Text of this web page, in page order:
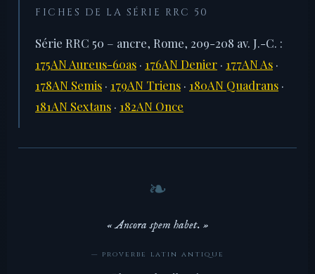
FICHES DE LA SÉRIE RRC 50
Série RRC 50 – ancre, Rome, 209-208 av. J.-C. :
175AN Aureus-60as · 176AN Denier · 177AN As ·
178AN Semis · 179AN Triens · 180AN Quadrans ·
181AN Sextans · 182AN Once
« Ancora spem habet. »
— proverbe latin antique